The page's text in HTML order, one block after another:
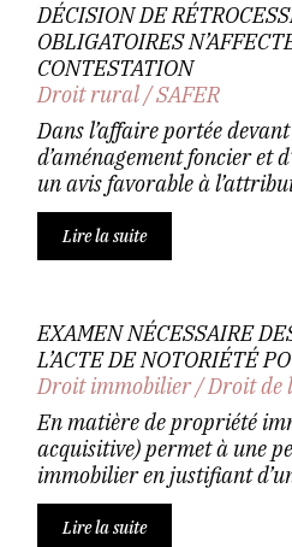
DÉCISION DE
OBLIGATOIRES
CONTESTATION
Droit rural/SAFER
Dans l’affaire portée
d’aménagement foncier et
un avis favorable à
Lire la suite
EXAMEN NÉCESSAIRE
L’ACTE DE NOTORIÉTÉ
Droit immobilier/Droit de
En matière de propriété
acquisitive) permet à une
immobilier en justifiant
Lire la suite